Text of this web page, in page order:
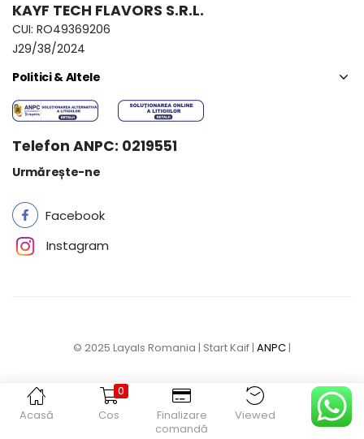
Acasă
0
Cos
Finalizare
comandă
Viewed Contul
KAYF TECH FLAVORS S.R.L.
CUI: RO49369206
J29/38/2024
Politici & Altele
Telefon ANPC: 0219551
Urmărește-ne
Facebook
Instagram
© 2025 Layals Romania | Start Kaif | ANPC|